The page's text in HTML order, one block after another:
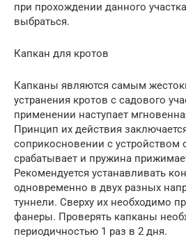
при прохождении данного
выбраться.
Капкан для кротов
Капканы являются самым
устранения кротов с садового
применении наступает
Принцип их действия
соприкосновении с
срабатывает и пружина
Рекомендуется устанавливать
одновременно в двух разных
туннели. Сверху их необходимо
фанеры. Проверять капканы
периодичностью 1 раз в 2 дня.